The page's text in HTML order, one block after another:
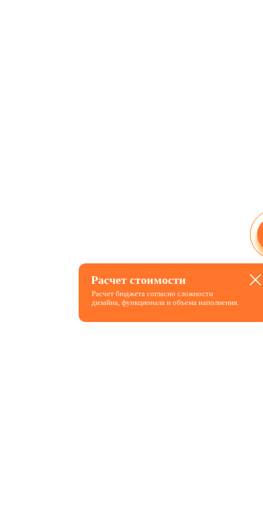
Расчет
Расчет стоимости
Расчет бюджета согласно сложности
дизайна, функционала и объема наполнения.